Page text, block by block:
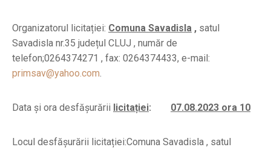
Organizatorul licitației: Comuna Savadisla , satul
Savadisla nr.35 județul CLUJ , număr de
telefon;0264374271 , fax: 0264374433, e-mail:
primsav@yahoo.com.
Data și ora desfășurării licitației: 07.08.2023 ora 10
Locul desfășurării licitației:Comuna Savadisla , satul